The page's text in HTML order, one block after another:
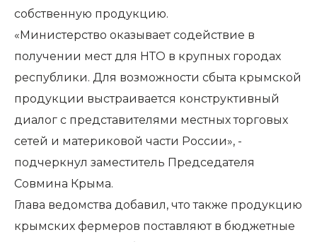
собственную продукцию.
«Министерство оказывает содействие в
получении мест для НТО в крупных городах
республики. Для возможности сбыта крымской
продукции выстраивается конструктивный
диалог с представителями местных торговых
сетей и материковой части России», -
подчеркнул заместитель Председателя
Совмина Крыма.
Глава ведомства добавил, что также продукцию
крымских фермеров поставляют в бюджетные